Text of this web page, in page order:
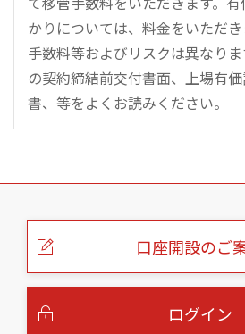
かりについては、料金をいただ
手数料等およびリスクは異なり
の契約締結前交付書面、上場有
書、等をよくお読みください。
こ
口座開設のご
ログイン